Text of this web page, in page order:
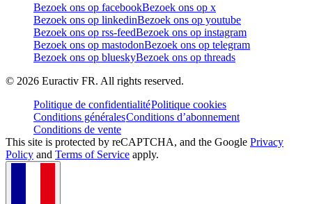
Bezoek ons op facebookBezoek ons op x
Bezoek ons op linkedinBezoek ons op youtube
Bezoek ons op rss-feedBezoek ons op instagram
Bezoek ons op mastodonBezoek ons op telegram
Bezoek ons op blueskyBezoek ons op threads
© 2026 Euractiv FR. All rights reserved.
Politique de confidentialitéPolitique cookies
Conditions généralesConditions d’abonnement
Conditions de vente
This site is protected by reCAPTCHA, and the Google Privacy
Policy and Terms of Service apply.